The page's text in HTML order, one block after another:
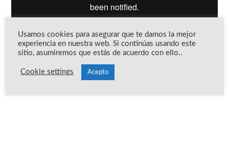
Usamos cookies para asegurar que te damos la mejor
experiencia en nuestra web. Si continúas usando este
sitio, asumiremos que estás de acuerdo con ello..
Cookie settings Acepto